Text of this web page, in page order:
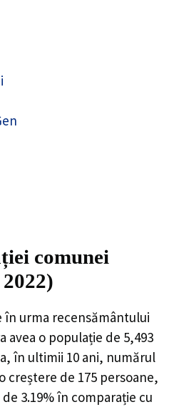
comunei
urma recensământului
avea o populație de 5,493
în ultimii 10 ani, numărul
creștere de 175 persoane,
3.19%în comparație cu